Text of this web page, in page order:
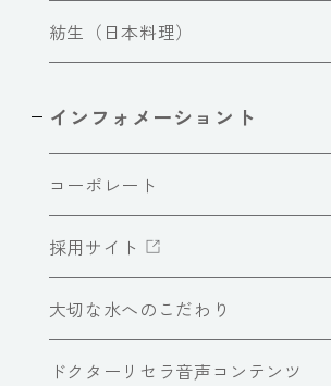
紡生（日本料理）
インフォメーショント
コーポレート
採用サイト
大切な水へのこだわり
ドクターリセラ音声コンテンツ